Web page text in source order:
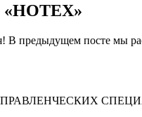
«НОТЕХ»
предыдущем посте мы